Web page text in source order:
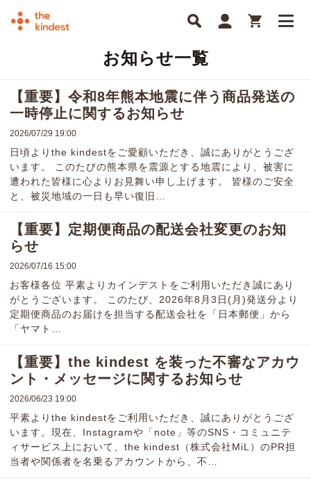
お知らせ一覧
【重要】令和8年熊本地震に伴う商品発送の
一時停止に関するお知らせ
2026/07/29 19:00
日頃よりthe kindestをご愛顧いただき、誠にありがとうござ
います。 このたびの熊本県を震源とする地震により、被害に
遭われた皆様に心よりお見舞い申し上げます。 皆様のご安全
と、被災地域の一日も早い復旧…
【重要】定期便商品の配送会社変更のお知
らせ
2026/07/16 15:00
お客様各位 平素よりカインデストをご利用いただき誠にあり
がとうございます。 このたび、2026年8月3日(月)発送分より
定期便商品のお届けを担当する配送会社を「日本郵便」から
「ヤマト…
【重要】the kindest を装った不審なアカウ
ント・メッセージに関するお知らせ
2026/06/23 19:00
平素よりthe kindestをご利用いただき、誠にありがとうござ
います。現在、Instagramや「note」等のSNS・コミュニテ
ィサービス上において、the kindest（株式会社MiL）のPR担
当者や関係者を名乗るアカウントから、不…